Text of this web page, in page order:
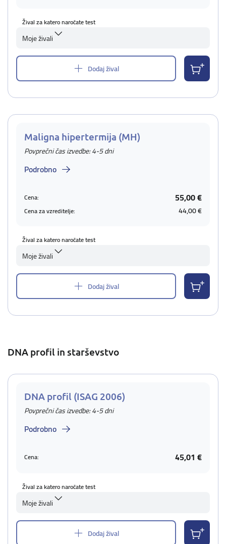
Žival za katero naročate test
Moje živali
Dodaj žival
Maligna hipertermija (MH)
Povprečni čas izvedbe: 4-5 dni
Podrobno
Cena: 55,00 €
Cena za vzreditelje: 44,00 €
Žival za katero naročate test
Moje živali
Dodaj žival
DNA profil in starševstvo
DNA profil (ISAG 2006)
Povprečni čas izvedbe: 4-5 dni
Podrobno
Cena: 45,01 €
Žival za katero naročate test
Moje živali
Dodaj žival